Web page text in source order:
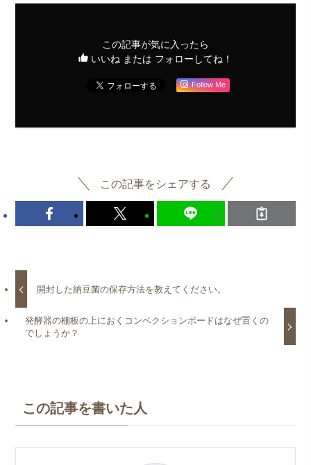
この記事が気に入ったら
いいね または フォローしてね！
Follow Me
この記事をシェアする
開封した納豆菌の保存方法を教えてください。
発酵器の棚板の上におくコンベクションボードはなぜ置くの
でしょうか？
この記事を書いた人